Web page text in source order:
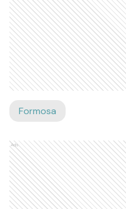
Formosa
Ads